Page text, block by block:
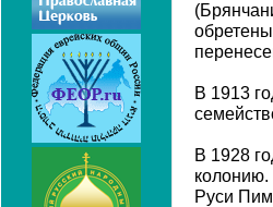
В 1913
В 1928
колонию.
Руси